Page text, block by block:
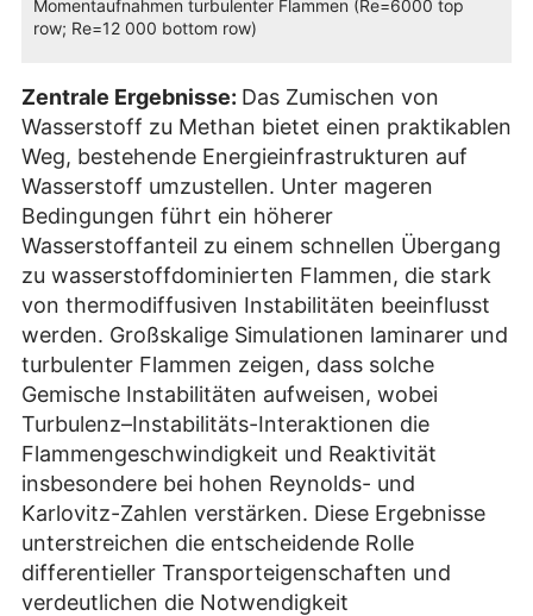
Momentaufnahmen turbulenter Flammen (Re=6000 top
row; Re=12 000 bottom row)
Zentrale Ergebnisse: Das Zumischen von
Wasserstoff zu Methan bietet einen praktikablen
Weg, bestehende Energieinfrastrukturen auf
Wasserstoff umzustellen. Unter mageren
Bedingungen führt ein höherer
Wasserstoffanteil zu einem schnellen Übergang
zu wasserstoffdominierten Flammen, die stark
von thermodiffusiven Instabilitäten beeinflusst
werden. Großskalige Simulationen laminarer und
turbulenter Flammen zeigen, dass solche
Gemische Instabilitäten aufweisen, wobei
Turbulenz–Instabilitäts-Interaktionen die
Flammengeschwindigkeit und Reaktivität
insbesondere bei hohen Reynolds- und
Karlovitz-Zahlen verstärken. Diese Ergebnisse
unterstreichen die entscheidende Rolle
differentieller Transporteigenschaften und
verdeutlichen die Notwendigkeit